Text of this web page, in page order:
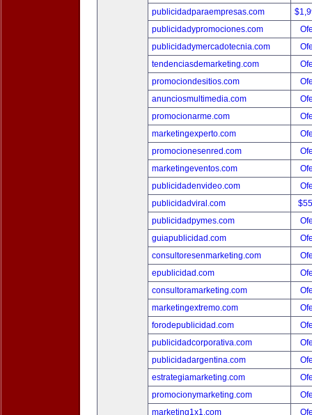
publicidadparaempresas.com
publicidadypromociones.com
publicidadymercadotecnia.com
tendenciasdemarketing.com
promociondesitios.com
anunciosmultimedia.com
promocionarme.com
marketingexperto.com
promocionesenred.com
marketingeventos.com
publicidadenvideo.com
publicidadviral.com
publicidadpymes.com
guiapublicidad.com
consultoresenmarketing.com
epublicidad.com
consultoramarketing.com
marketingextremo.com
forodepublicidad.com
publicidadcorporativa.com
publicidadargentina.com
estrategiamarketing.com
promocionymarketing.com
marketing1x1.com